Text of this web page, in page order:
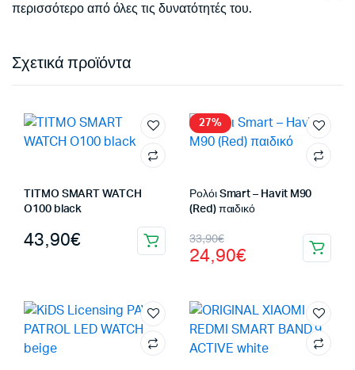
περισσότερο από όλες τις δυνατότητές του.
Σχετικά προϊόντα
TITMO SMART WATCH
O100 black
43,90€
27%
Ρολόι Smart – Havit M90
(Red) παιδικό
33,90€
Original
price
33,90€.
24,90€
Η
τρέχουσα
είναι:
24,90€.